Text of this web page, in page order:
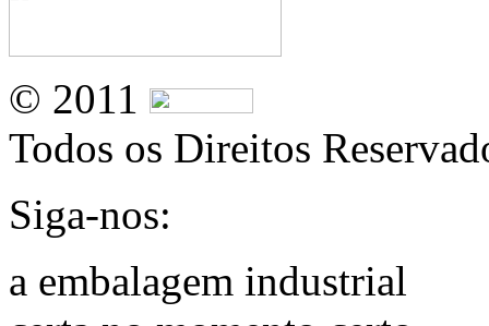
© 2011
Todos os Direitos
Siga-nos:
a embalagem industrial